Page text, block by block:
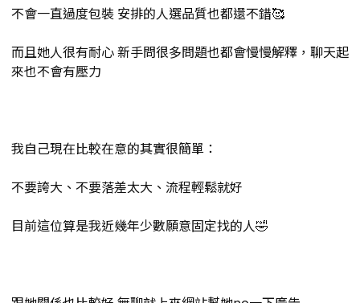
不會一直過度包裝 安排的人選品質也都還不錯🥰
而且她人很有耐心 新手問很多問題也都會慢慢解釋，聊天起
來也不會有壓力
我自己現在比較在意的其實很簡單：
不要誇大、不要落差太大、流程輕鬆就好
目前這位算是我近幾年少數願意固定找的人🤣